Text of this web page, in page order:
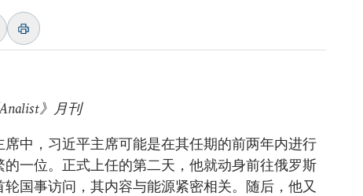
》月刊
中，习近平主席可能是在其任期的前两年内进行
的一位。正式上任的第二天，他就动身前往俄罗斯
国事访问，其内容与能源紧密相关。随后，他又